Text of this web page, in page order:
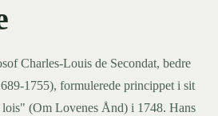
Charles-Louis de Secondat, bedre
1755), formulerede princippet i sit
(Om Lovenes Ånd) i 1748. Hans